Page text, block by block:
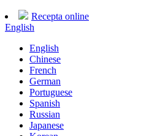
Recepta online
English
English
Chinese
French
German
Portuguese
Spanish
Russian
Japanese